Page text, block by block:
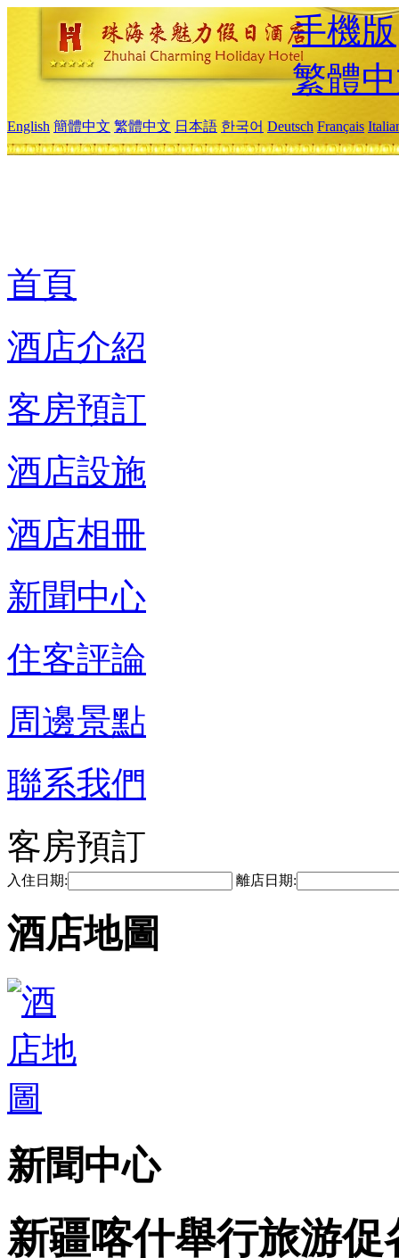
手機版
繁體
English 簡體中文 繁體中文 日本語 한국어 Deutsch Français
首頁
酒店介紹
客房預訂
酒店設施
酒店相冊
新聞中心
住客評論
周邊景點
聯系我們
客房預訂
入住日期: 離店日期:
酒店地圖
新聞中心
新疆喀什舉行旅游